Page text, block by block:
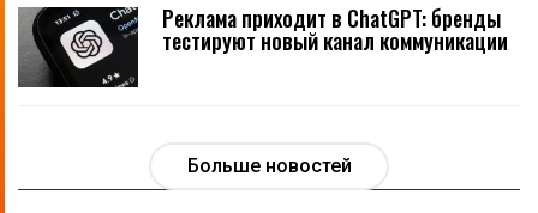
Реклама приходит в ChatGPT: бренды
тестируют новый канал коммуникации
Больше новостей